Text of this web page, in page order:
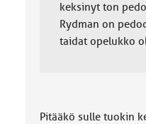
keksinyt ton
Rydman on
taidat opelukko
Pitääkö sulle tuokin